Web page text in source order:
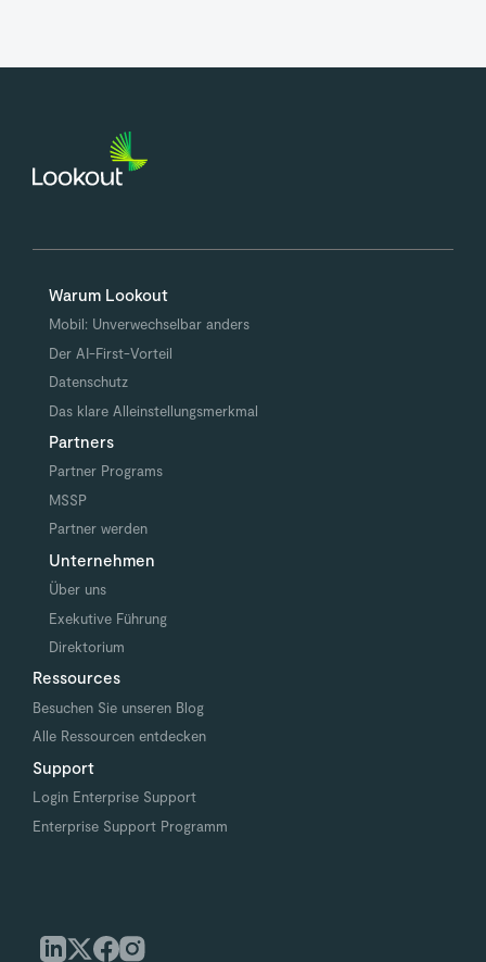
Warum Lookout
Mobil: Unverwechselbar anders
Der AI-First-Vorteil
Datenschutz
Das klare Alleinstellungsmerkmal
Partners
Partner Programs
MSSP
Partner werden
Unternehmen
Über uns
Exekutive Führung
Direktorium
Ressources
Besuchen Sie unseren Blog
Alle Ressourcen entdecken
Support
Login Enterprise Support
Enterprise Support Programm